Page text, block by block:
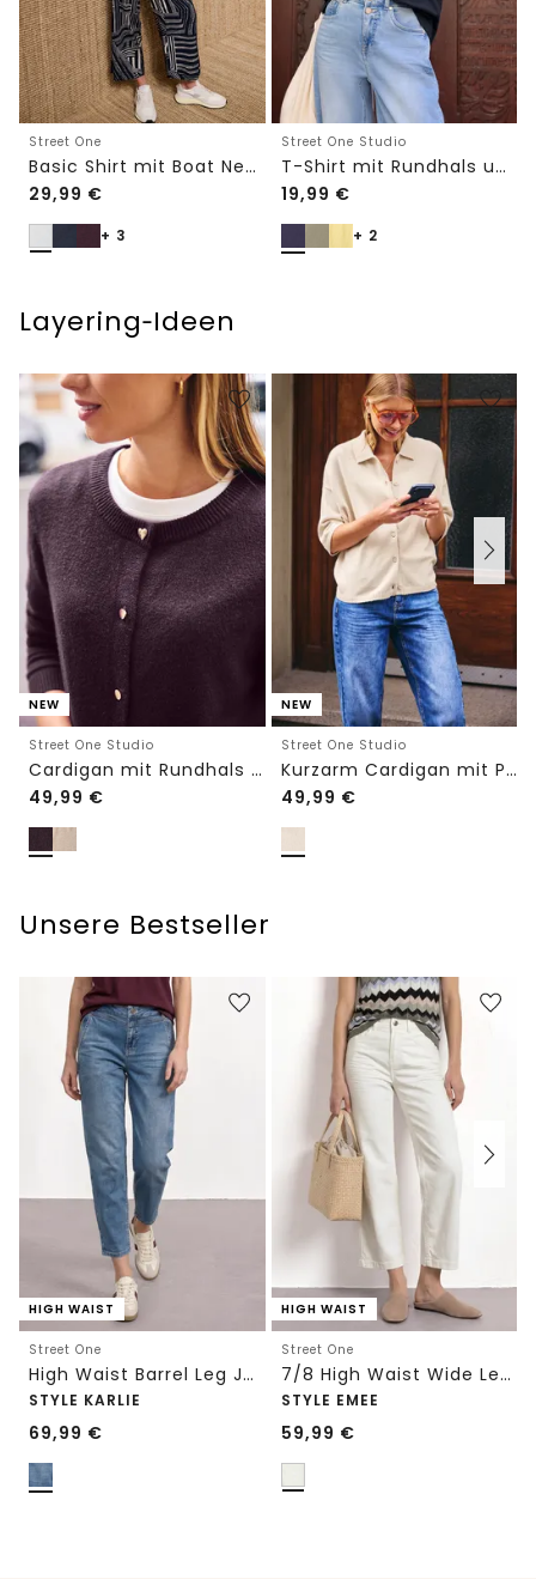
Street One
Basic Shirt mit Boat Neck und Elastikbund
29,99 €
+ 3
Street One Studio
T-Shirt mit Rundhals und Embroidery-Detail
19,99 €
+ 2
Layering‑Ideen
NEW
Street One Studio
Cardigan mit Rundhals und Knöpfen
49,99 €
NEW
Street One Studio
Kurzarm Cardigan mit Polokragen
49,99 €
Unsere Bestseller
HIGH WAIST
Street One
High Waist Barrel Leg Jeans im Loose Fit
STYLE KARLIE
69,99 €
HIGH WAIST
Street One
7/8 High Waist Wide Leg Jeans im Loose Fit
STYLE EMEE
59,99 €